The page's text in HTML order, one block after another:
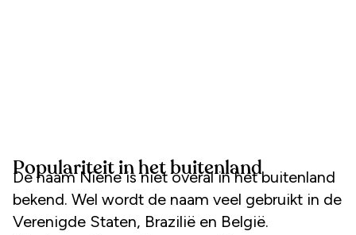
Populariteit in het buitenland
De naam Niene is niet overal in het buitenland
bekend. Wel wordt de naam veel gebruikt in de
Verenigde Staten, Brazilië en België.